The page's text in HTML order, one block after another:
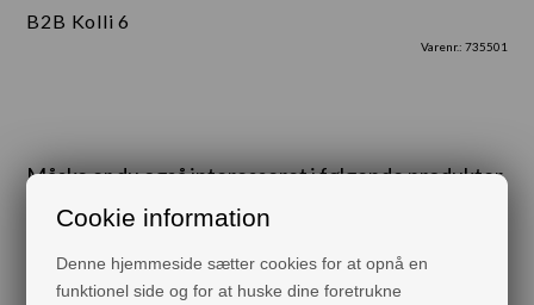
Cookie information
Denne hjemmeside sætter cookies for at opnå en
funktionel side og for at huske dine foretrukne
B2B Kolli 6
Varenr.: 735501
Måske er du også interesseret i følgende produkter